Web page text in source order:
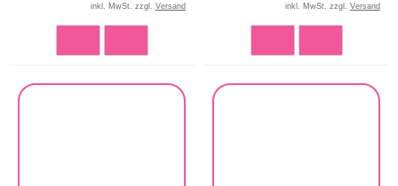
inkl. MwSt. zzgl. Versand inkl. MwSt. zzgl. Versand